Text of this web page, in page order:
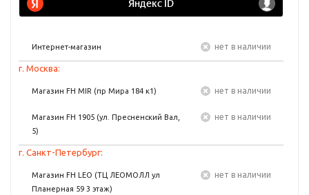
Интернет-магазин Нет в наличии
г. Москва:
Магазин FH MIR (пр Мира 184 к1) Нет в наличии
Магазин FH 1905 (ул. Пресненский Вал,
5)
Нет в наличии
г. Санкт-Петербург:
Магазин FH LEO (ТЦ ЛЕОМОЛЛ ул
Планерная 59 3 этаж)
Нет в наличии